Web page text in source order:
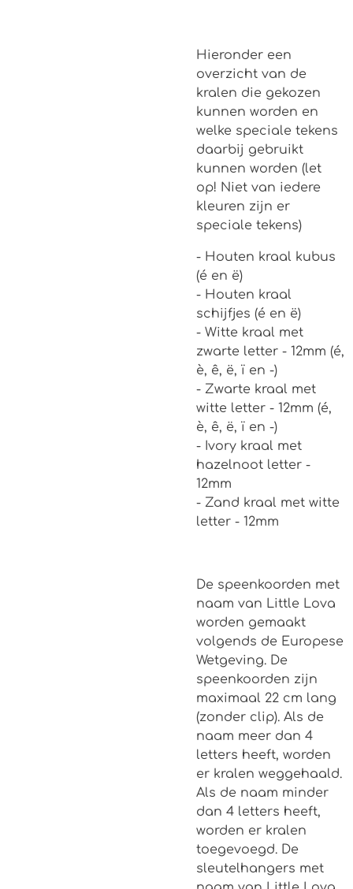
Hieronder een
overzicht van de
kralen die gekozen
kunnen worden en
welke speciale tekens
daarbij gebruikt
kunnen worden (let
op! Niet van iedere
kleuren zijn er
speciale tekens)
- Houten kraal kubus
(é en ë)
- Houten kraal
schijfjes (é en ë)
- Witte kraal met
zwarte letter - 12mm (é,
è, ê, ë, ï en -)
- Zwarte kraal met
witte letter - 12mm (é,
è, ê, ë, ï en -)
- Ivory kraal met
hazelnoot letter -
12mm
- Zand kraal met witte
letter - 12mm
De speenkoorden met
naam van Little Lova
worden gemaakt
volgends de Europese
Wetgeving. De
speenkoorden zijn
maximaal 22 cm lang
(zonder clip). Als de
naam meer dan 4
letters heeft, worden
er kralen weggehaald.
Als de naam minder
dan 4 letters heeft,
worden er kralen
toegevoegd. De
sleutelhangers met